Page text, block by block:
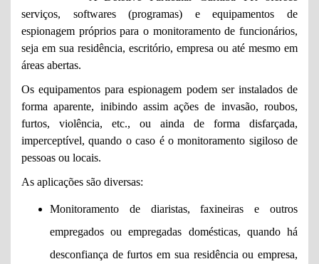
serviços, softwares (programas) e equipamentos de
espionagem próprios para o monitoramento de funcionários,
seja em sua residência, escritório, empresa ou até mesmo em
áreas abertas.
Os equipamentos para espionagem podem ser instalados de
forma aparente, inibindo assim ações de invasão, roubos,
furtos, violência, etc., ou ainda de forma disfarçada,
imperceptível, quando o caso é o monitoramento sigiloso de
pessoas ou locais.
As aplicações são diversas:
Monitoramento de diaristas, faxineiras e outros
empregados ou empregadas domésticas, quando há
desconfiança de furtos em sua residência ou empresa,